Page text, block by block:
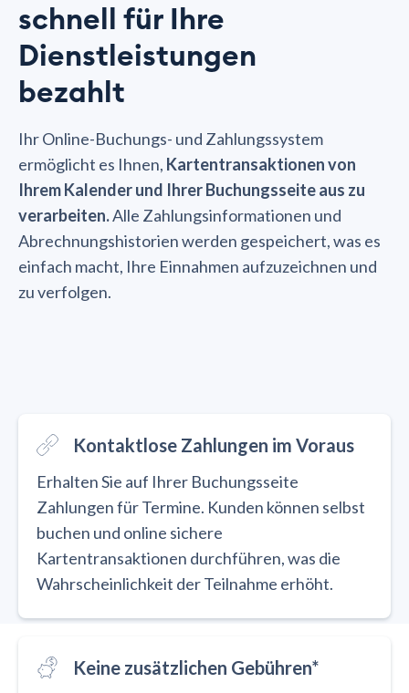
schnell für Ihre
Dienstleistungen
bezahlt
Ihr Online-Buchungs- und Zahlungssystem
ermöglicht es Ihnen, Kartentransaktionen von
Ihrem Kalender und Ihrer Buchungsseite aus zu
verarbeiten.Alle Zahlungsinformationen und
Abrechnungshistorien werden gespeichert, was es
einfach macht, Ihre Einnahmen aufzuzeichnen und
zu verfolgen.
Kontaktlose Zahlungen im Voraus
Erhalten Sie auf Ihrer Buchungsseite
Zahlungen für Termine. Kunden können selbst
buchen und online sichere
Kartentransaktionen durchführen, was die
Wahrscheinlichkeit der Teilnahme erhöht.
Keine zusätzlichen Gebühren*